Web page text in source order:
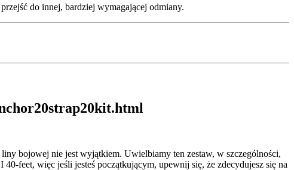
do innej, bardziej wymagającej odmiany.
bojowej nie jest wyjątkiem. Uwielbiamy ten zestaw, w szczególności,
feet, więc jeśli jesteś początkującym, upewnij się, że zdecydujesz się na